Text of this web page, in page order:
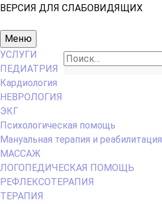
ВЕРСИЯ ДЛЯ СЛАБОВИДЯЩИХ
Основное
меню
Меню
Найти:
УСЛУГИ
ПЕДИАТРИЯ
Кардиология
НЕВРОЛОГИЯ
ЭКГ
Психологическая помощь
Мануальная терапия и реабилитация
МАССАЖ
ЛОГОПЕДИЧЕСКАЯ ПОМОЩЬ
РЕФЛЕКСОТЕРАПИЯ
ТЕРАПИЯ